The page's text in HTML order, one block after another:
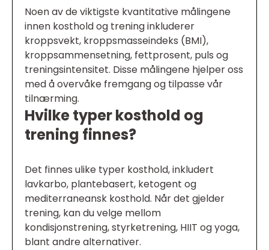
Noen av de viktigste kvantitative målingene
innen kosthold og trening inkluderer
kroppsvekt, kroppsmasseindeks (BMI),
kroppsammensetning, fettprosent, puls og
treningsintensitet. Disse målingene hjelper oss
med å overvåke fremgang og tilpasse vår
tilnærming.
Hvilke typer kosthold og
trening finnes?
Det finnes ulike typer kosthold, inkludert
lavkarbo, plantebasert, ketogent og
mediterraneansk kosthold. Når det gjelder
trening, kan du velge mellom
kondisjonstrening, styrketrening, HIIT og yoga,
blant andre alternativer.